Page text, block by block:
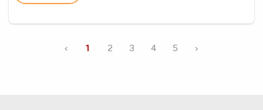
‹ 1 2 3 4 5 ›